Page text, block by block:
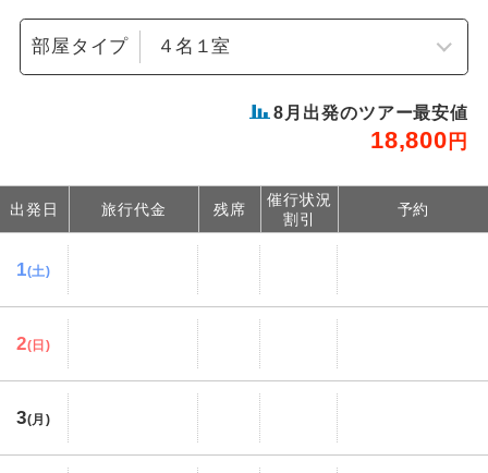
部屋タイプ
8 月出発のツアー最安値
18,800 円
出発日 旅行代金 残席
催行状況
割引
予約
1(土)
2(日)
3(月)